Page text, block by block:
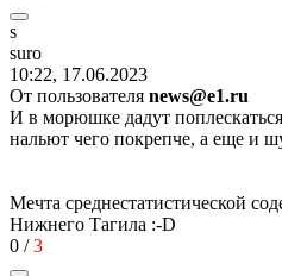
s
surо
10:22, 17.06.2023
От пользователя news@e1.ru
И в морюшке дадут
нальют чего покрепче, а еще и
Мечта среднестатистической
Нижнего Тагила :-D
0 /3